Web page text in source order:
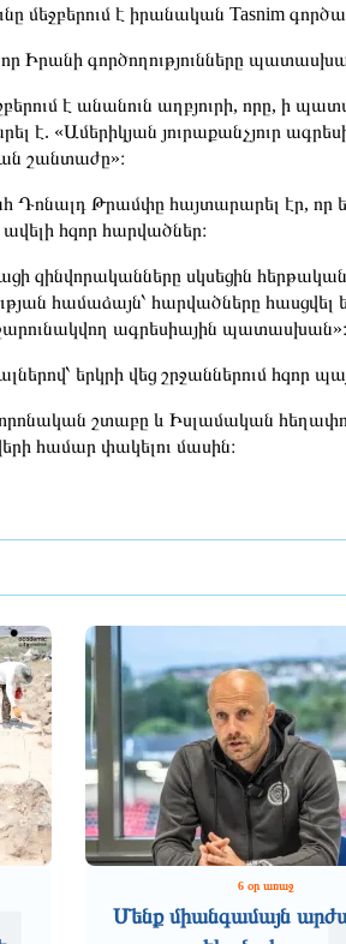
մեջբերում է իրանական Tasnim
Իրանի գործողությունները
է անանուն աղբյուրի, որը, ի
է. «Ամերիկյան յուրաքանչյուր
շանտաժը»։
Թրամփը հայտարարել էր, որ
հզոր հարվածներ։
զինվորականները սկսեցին
համաձայն՝ հարվածները
ագրեսիային պատասխան»։
երկրի վեց շրջաններում հզոր
շտաբը և Իսլամական
համար փակելու մասին։
6 օր առաջ
Մենք միանգամայն